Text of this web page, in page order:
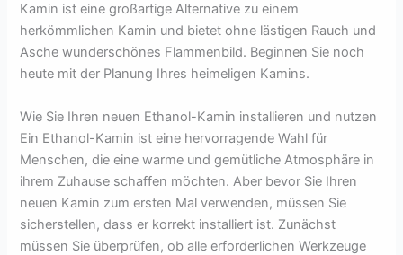
Kamin ist eine großartige Alternative zu einem
herkömmlichen Kamin und bietet ohne lästigen Rauch und
Asche wunderschönes Flammenbild. Beginnen Sie noch
heute mit der Planung Ihres heimeligen Kamins.
Wie Sie Ihren neuen Ethanol-Kamin installieren und nutzen
Ein Ethanol-Kamin ist eine hervorragende Wahl für
Menschen, die eine warme und gemütliche Atmosphäre in
ihrem Zuhause schaffen möchten. Aber bevor Sie Ihren
neuen Kamin zum ersten Mal verwenden, müssen Sie
sicherstellen, dass er korrekt installiert ist. Zunächst
müssen Sie überprüfen, ob alle erforderlichen Werkzeuge